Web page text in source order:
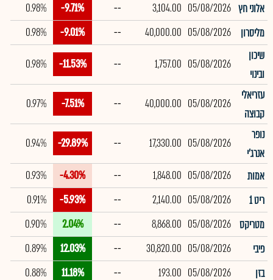
אלוני חץ 05/08/2026
3,104.00
--
-9.71%
0.98%
מליסרון
05/08/2026
40,000.00
--
-9.01%
0.98%
שיכון
ובינוי
05/08/2026
1,757.00
--
-11.53%
0.98%
עזריאלי
קבוצה
05/08/2026
40,000.00
--
-7.51%
0.97%
נופר
אנרג'י
05/08/2026
17,330.00
--
-29.89%
0.94%
אמות 05/08/2026
1,848.00
--
-4.30%
0.93%
ריט 1
05/08/2026
2,140.00
--
-5.93%
0.91%
מטריקס 05/08/2026
8,868.00
--
2.04%
0.90%
פיבי
05/08/2026
30,820.00
--
12.03%
0.89%
בזן
05/08/2026
193.00
--
11.18%
0.88%